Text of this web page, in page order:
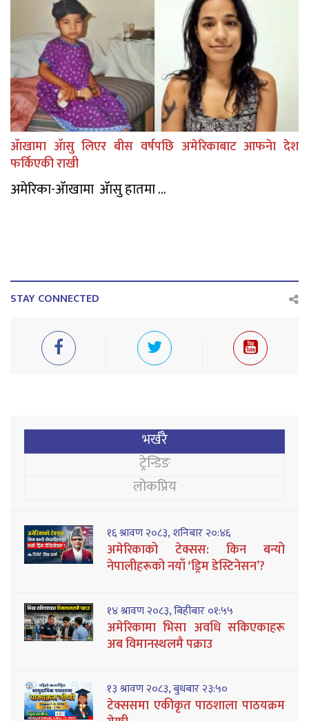
ॲाखामा ॲासु लिएर बीस वर्षपछि अमेरिकाबाट आफनेा देश
फर्किएकी राखी
अमेरिका-ॲाखामा ॲासु हातमा ...
STAY CONNECTED
भर्खरै
ट्रेन्डिङ
लोकप्रिय
१६ श्रावण २०८३, शनिबार २०:४६
अमेरिकाको टेक्सस: किन बन्यो
नेपालीहरूको नयाँ ‘ड्रिम डेस्टिनेसन’?
१४ श्रावण २०८३, बिहीबार ०१:५५
अमेरिकामा भिसा अवधि सकिएकाहरू
अब विमानस्थलमै पक्राउ
१३ श्रावण २०८३, बुधबार २३:५०
टेक्ससमा एकीकृत पाठशाला पाठयक्रम